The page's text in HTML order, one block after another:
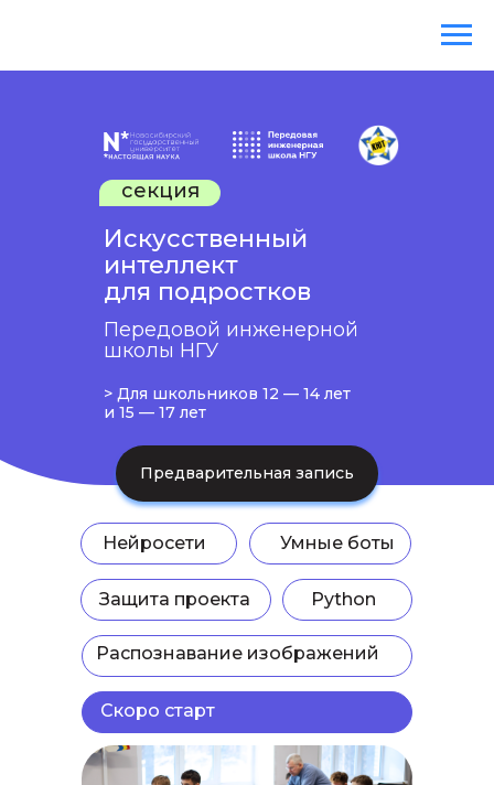
> Для школьников 12 — 14 лет
и 15 — 17 лет
Передовой инженерной
школы НГУ
Искусственный
интеллект
для подростков
Скоро старт
Нейросети
Python
Умные боты
Распознавание изображений
Защита проекта
Предварительная запись
секция